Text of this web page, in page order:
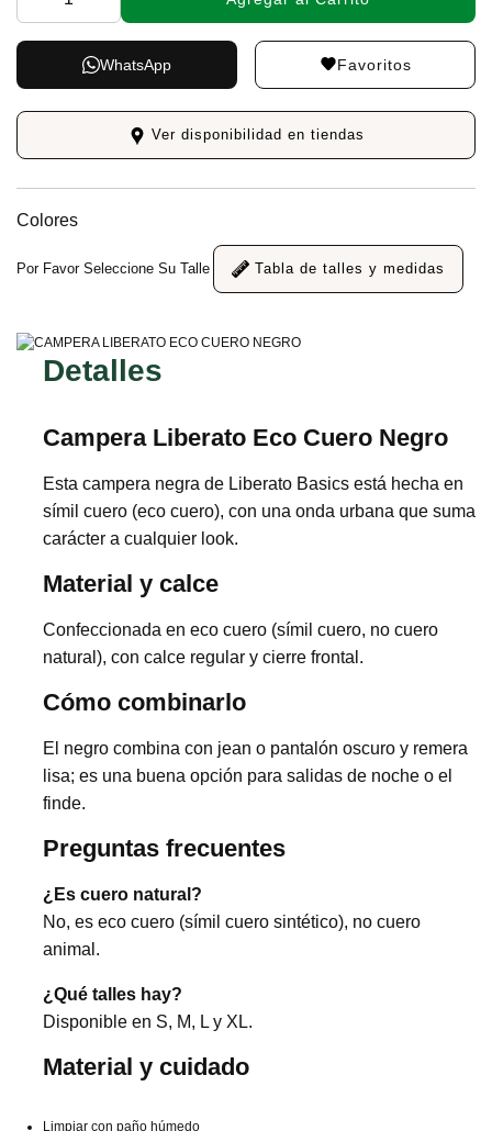
Favoritos
WhatsApp
Ver disponibilidad en tiendas
Colores
Por Favor Seleccione Su Talle Tabla de talles y medidas
Detalles
Campera Liberato Eco Cuero Negro
Esta campera negra de Liberato Basics está hecha en
símil cuero (eco cuero), con una onda urbana que suma
carácter a cualquier look.
Material y calce
Confeccionada en eco cuero (símil cuero, no cuero
natural), con calce regular y cierre frontal.
Cómo combinarlo
El negro combina con jean o pantalón oscuro y remera
lisa; es una buena opción para salidas de noche o el
finde.
Preguntas frecuentes
¿Es cuero natural?
No, es eco cuero (símil cuero sintético), no cuero
animal.
¿Qué talles hay?
Disponible en S, M, L y XL.
Material y cuidado
Limpiar con paño húmedo